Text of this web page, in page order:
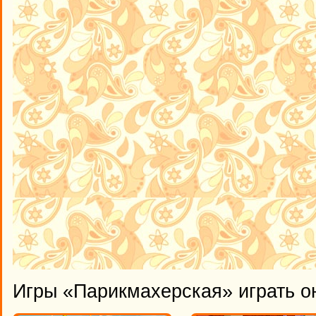
Игры «Парикмахерская» играть